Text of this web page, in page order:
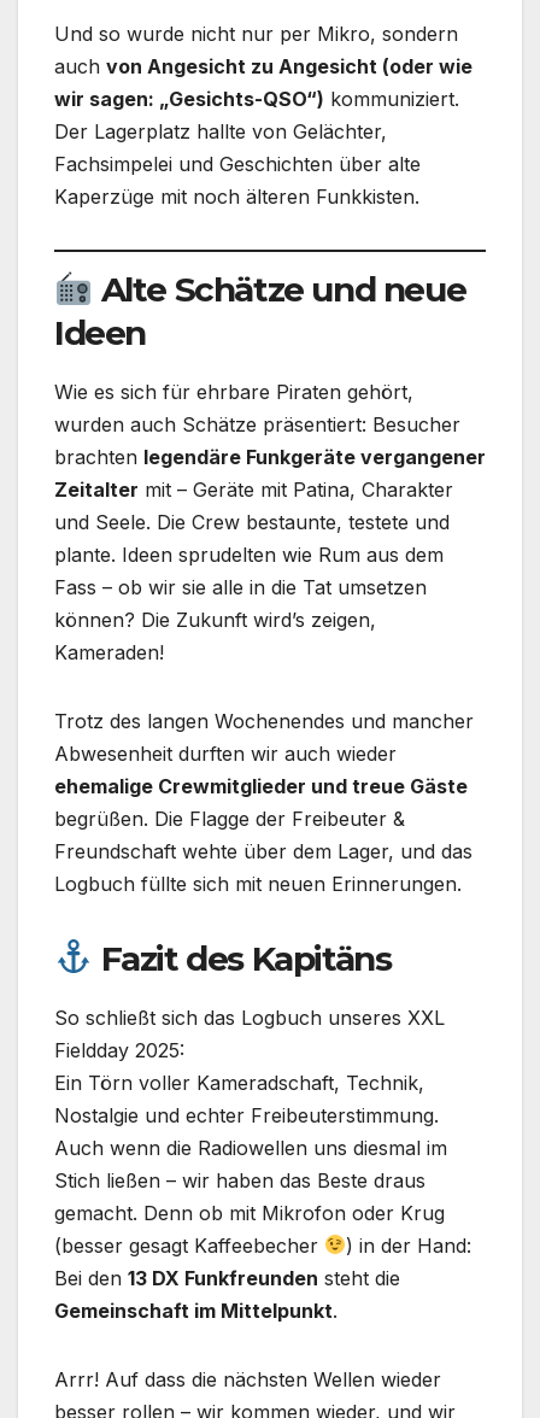
Und so wurde nicht nur per Mikro, sondern
auch von Angesicht zu Angesicht (oder wie
wir sagen: „Gesichts-QSO“) kommuniziert.
Der Lagerplatz hallte von Gelächter,
Fachsimpelei und Geschichten über alte
Kaperzüge mit noch älteren Funkkisten.
Alte Schätze und neue
Ideen
Wie es sich für ehrbare Piraten gehört,
wurden auch Schätze präsentiert: Besucher
brachten legendäre Funkgeräte vergangener
Zeitalter mit – Geräte mit Patina, Charakter
und Seele. Die Crew bestaunte, testete und
plante. Ideen sprudelten wie Rum aus dem
Fass – ob wir sie alle in die Tat umsetzen
können? Die Zukunft wird’s zeigen,
Kameraden!
Trotz des langen Wochenendes und mancher
Abwesenheit durften wir auch wieder
ehemalige Crewmitglieder und treue Gäste
begrüßen. Die Flagge der Freibeuter &
Freundschaft wehte über dem Lager, und das
Logbuch füllte sich mit neuen Erinnerungen.
Fazit des Kapitäns
So schließt sich das Logbuch unseres XXL
Fieldday 2025:
Ein Törn voller Kameradschaft, Technik,
Nostalgie und echter Freibeuterstimmung.
Auch wenn die Radiowellen uns diesmal im
Stich ließen – wir haben das Beste draus
gemacht. Denn ob mit Mikrofon oder Krug
(besser gesagt Kaffeebecher
) in der Hand:
Bei den 13 DX Funkfreunden steht die
Gemeinschaft im Mittelpunkt.
Arrr! Auf dass die nächsten Wellen wieder
besser rollen – wir kommen wieder, und wir